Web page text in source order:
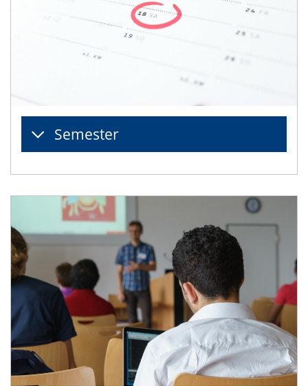
Semester